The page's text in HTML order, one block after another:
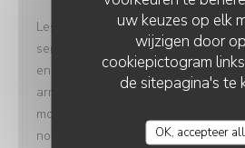
uw keuzes op elk
wijzigen door
cookiepictogram
de sitepagina's te
OK, accepteer
Les plats sont très bons mais l
serveurs est insupportable. Prend
en même temps que les apéros (5
arrivée) , la serveuse est venue 3
moins de 10 min pour prendre les
nous avions a peine fini notre plat et